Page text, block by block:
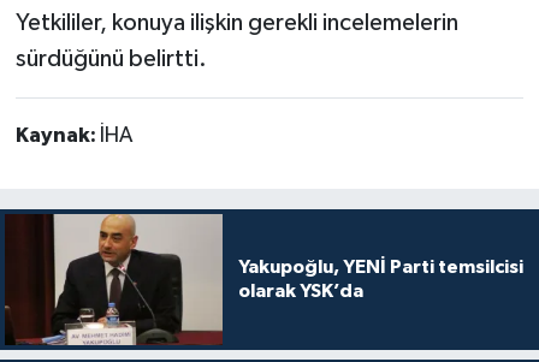
Yetkililer, konuya ilişkin gerekli incelemelerin
sürdüğünü belirtti.
Kaynak: İHA
Yakupoğlu, YENİ Parti temsilcisi
olarak YSK’da